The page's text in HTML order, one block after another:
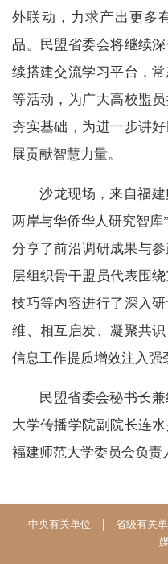
外联动，力求产出更多
品。民盟省委会将继续
续搭建交流学习平台，
等活动，为广大高校盟
夯实基础，为进一步讲
展贡献智慧力量。
沙龙现场，来自福
两岸与华侨华人研究智库
分享了前沿调研成果与
层组织骨干盟员代表围
技巧等内容进行了深入
维、相互启发、凝聚共
信息工作提质增效注入强
民盟省委会秘书长
大学传播学院副院长连
福建师范大学委员会负责
中央有关单位 省级有关